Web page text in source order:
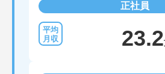
正社員
23.2